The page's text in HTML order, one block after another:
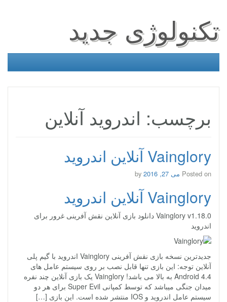
تکنولوژی جدید
برچسب: اندروید آنلاین
Vainglory آنلاین اندروید
Posted on می 27, 2016
Vainglory آنلاین اندروید
Vainglory v1.18.0 دانلود بازی آنلاین نقش آفرینی غرور برای
اندروید
جدیدترین نسخه بازی نقش آفرینی Vainglory اندروید با گیم پلی
آنلاین توجه: این بازی تنها قابل نصب بر روی سیستم عامل های
Android 4.4 به بالا می باشد! Vainglory یک بازی آنلاین چند نفره
میدان جنگی میباشد که توسط کمپانی Super Evil برای هر دو
سیستم عامل اندروید و IOS منتشر شده است. این بازی […]